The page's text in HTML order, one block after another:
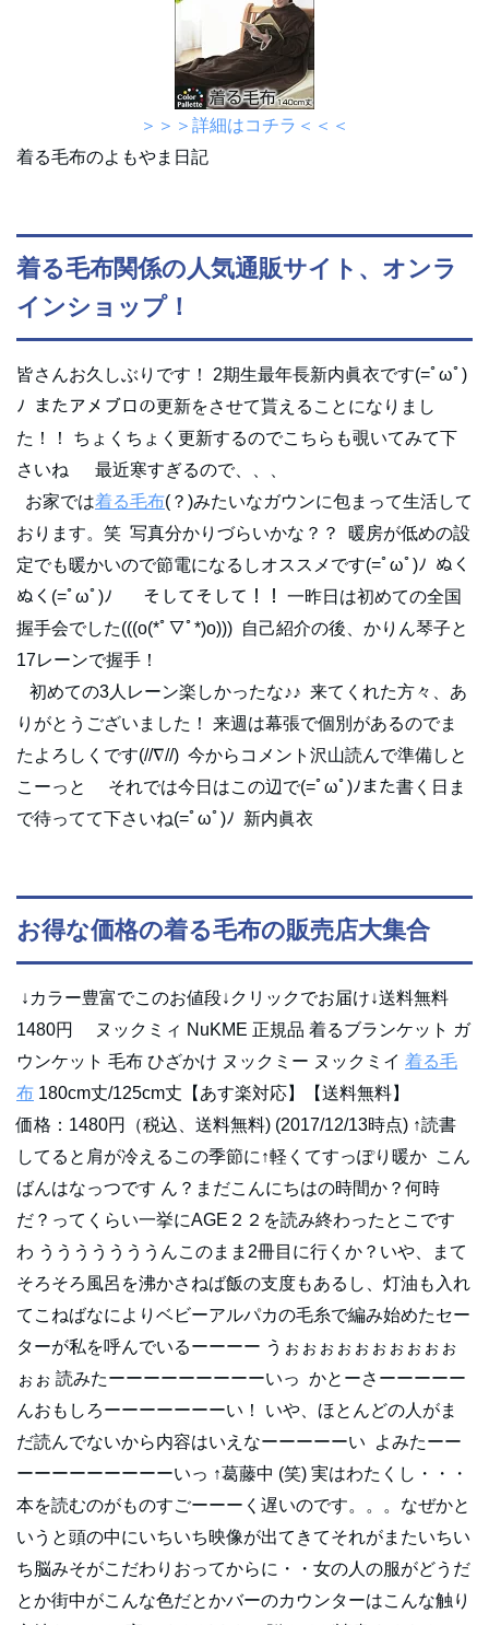
＞＞＞詳細はコチラ＜＜＜
着る毛布のよもやま日記
着る毛布関係の人気通販サイト、オンラ
インショップ！
皆さんお久しぶりです！ 2期生最年長新内眞衣です(=ﾟωﾟ)
ﾉ またアメブロの更新をさせて貰えることになりまし
た！！ ちょくちょく更新するのでこちらも覗いてみて下
さいね 最近寒すぎるので、、、
お家では着る毛布(？)みたいなガウンに包まって生活して
おります。笑 写真分かりづらいかな？？ 暖房が低めの設
定でも暖かいので節電になるしオススメです(=ﾟωﾟ)ﾉ ぬく
ぬく(=ﾟωﾟ)ﾉ そしてそして！！ 一昨日は初めての全国
握手会でした(((o(*ﾟ▽ﾟ*)o))) 自己紹介の後、かりん琴子と
17レーンで握手！
初めての3人レーン楽しかったな♪♪ 来てくれた方々、あ
りがとうございました！ 来週は幕張で個別があるのでま
たよろしくです(//∇//) 今からコメント沢山読んで準備しと
こーっと それでは今日はこの辺で(=ﾟωﾟ)ﾉまた書く日ま
で待ってて下さいね(=ﾟωﾟ)ﾉ 新内眞衣
お得な価格の着る毛布の販売店大集合
↓カラー豊富でこのお値段↓クリックでお届け↓送料無料
1480円 ヌックミィ NuKME 正規品 着るブランケット ガ
ウンケット 毛布 ひざかけ ヌックミー ヌックミイ 着る毛
布 180cm丈/125cm丈【あす楽対応】【送料無料】
価格：1480円（税込、送料無料) (2017/12/13時点) ↑読書
してると肩が冷えるこの季節に↑軽くてすっぽり暖か こん
ばんはなっつです ん？まだこんにちはの時間か？何時
だ？ってくらい一挙にAGE２２を読み終わったとこです
わ うううううううんこのまま2冊目に行くか？いや、まて
そろそろ風呂を沸かさねば飯の支度もあるし、灯油も入れ
てこねばなによりベビーアルパカの毛糸で編み始めたセー
ターが私を呼んでいるーーーー うぉぉぉぉぉぉぉぉぉぉ
ぉぉ 読みたーーーーーーーーーいっ かとーさーーーーー
んおもしろーーーーーーーい！ いや、ほとんどの人がま
だ読んでないから内容はいえなーーーーーい よみたーー
ーーーーーーーーーいっ ↑葛藤中 (笑) 実はわたくし・・・
本を読むのがものすごーーーく遅いのです。。。なぜかと
いうと頭の中にいちいち映像が出てきてそれがまたいちい
ち脳みそがこだわりおってからに・・女の人の服がどうだ
とか街中がこんな色だとかバーのカウンターはこんな触り